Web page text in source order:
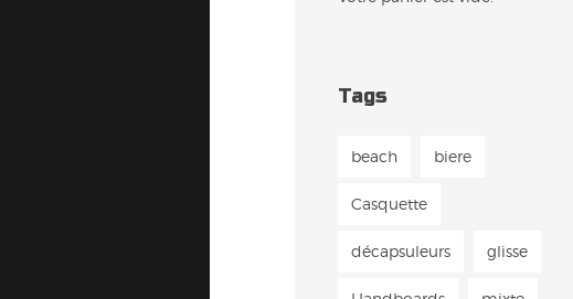
Tags
beach biere
Casquette
décapsuleurs glisse